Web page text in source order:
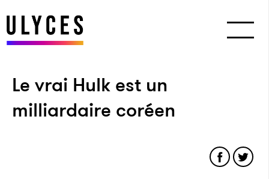
Le vrai Hulk est un
milliardaire coréen